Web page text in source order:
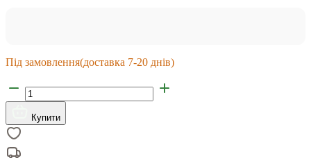
Під замовлення(доставка 7-20 днів)
Купити